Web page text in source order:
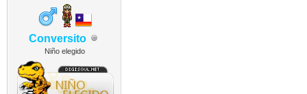
Conversito
Niño elegido